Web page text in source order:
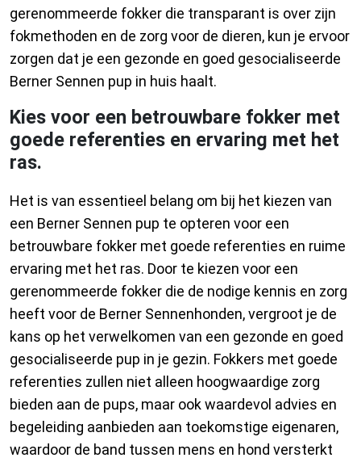
gerenommeerde fokker die transparant is over zijn
fokmethoden en de zorg voor de dieren, kun je ervoor
zorgen dat je een gezonde en goed gesocialiseerde
Berner Sennen pup in huis haalt.
Kies voor een betrouwbare fokker met
goede referenties en ervaring met het
ras.
Het is van essentieel belang om bij het kiezen van
een Berner Sennen pup te opteren voor een
betrouwbare fokker met goede referenties en ruime
ervaring met het ras. Door te kiezen voor een
gerenommeerde fokker die de nodige kennis en zorg
heeft voor de Berner Sennenhonden, vergroot je de
kans op het verwelkomen van een gezonde en goed
gesocialiseerde pup in je gezin. Fokkers met goede
referenties zullen niet alleen hoogwaardige zorg
bieden aan de pups, maar ook waardevol advies en
begeleiding aanbieden aan toekomstige eigenaren,
waardoor de band tussen mens en hond versterkt